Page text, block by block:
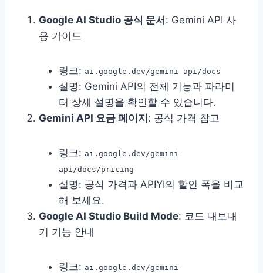
Google AI Studio 공식 문서: Gemini API 사
용 가이드
링크: ai.google.dev/gemini-api/docs
설명: Gemini API의 전체 기능과 파라미
터 상세 설명을 확인할 수 있습니다.
Gemini API 요금 페이지: 공식 가격 참고
링크: ai.google.dev/gemini-
api/docs/pricing
설명: 공식 가격과 APIYI의 할인 폭을 비교
해 보세요.
Google AI Studio Build Mode: 코드 내보내
기 기능 안내
링크: ai.google.dev/gemini-